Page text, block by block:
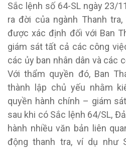
Sắc lệnh số 64-SL ngày 23/
ra đời của ngành Thanh
được xác định đối với Ban
giám sát tất cả các công
các ủy ban nhân dân và các
Với thẩm quyền đó, Ban
thành lập chủ yếu nhằm
quyền hành chính – giám
sau khi có Sắc lệnh 64/SL,
hành nhiều văn bản liên
động thanh tra, ví dụ như